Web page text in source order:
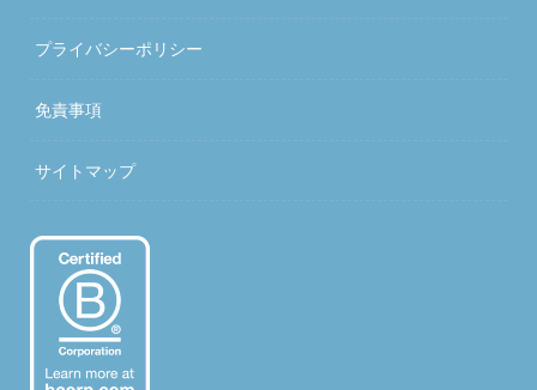
プライバシーポリシー
免責事項
サイトマップ